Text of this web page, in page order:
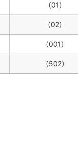
（01）
（02）
（001）
（502）